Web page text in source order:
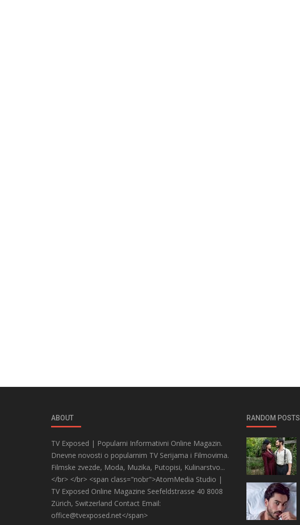
ABOUT
TV Exposed | Popularni Informativni Online Magazin.
Dnevne novosti o popularnim TV Serijama i Filmovima.
Filmske zvezde, Moda, Muzika, Putopisi, Kulinarstvo...
</br> </br> <span class="nobr">AtomMedia Studio |
TV Exposed Online Magazine Seefeldstrasse 40 8008
Zürich, Switzerland Contact Email:
office@tvexposed.net</span>
RANDOM POSTS